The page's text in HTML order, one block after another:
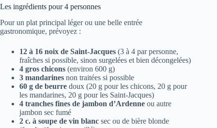
Les ingrédients pour 4 personnes
Pour un plat principal léger ou une belle entrée
gastronomique, prévoyez :
12 à 16 noix de Saint-Jacques (3 à 4 par personne,
fraîches si possible, sinon surgelées et bien décongelées)
4 gros chicons (environ 600 g)
3 mandarines non traitées si possible
60 g de beurre doux (20 g pour les chicons, 20 g pour
les mandarines, 20 g pour les Saint-Jacques)
4 tranches fines de jambon d’Ardenne ou autre
jambon sec fumé
2 c. à soupe de vin blanc sec ou de bière blonde